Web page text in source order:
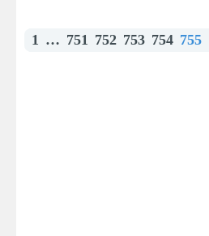
1 … 751 752 753 754 755